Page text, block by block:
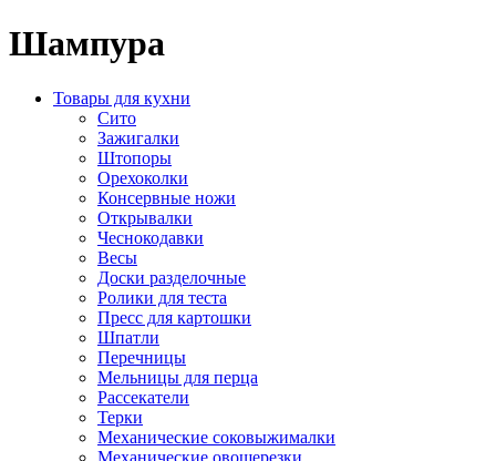
Шампура
Товары для кухни
Сито
Зажигалки
Штопоры
Орехоколки
Консервные ножи
Открывалки
Чеснокодавки
Весы
Доски разделочные
Ролики для теста
Пресс для картошки
Шпатли
Перечницы
Мельницы для перца
Рассекатели
Терки
Механические соковыжималки
Механические овощерезки